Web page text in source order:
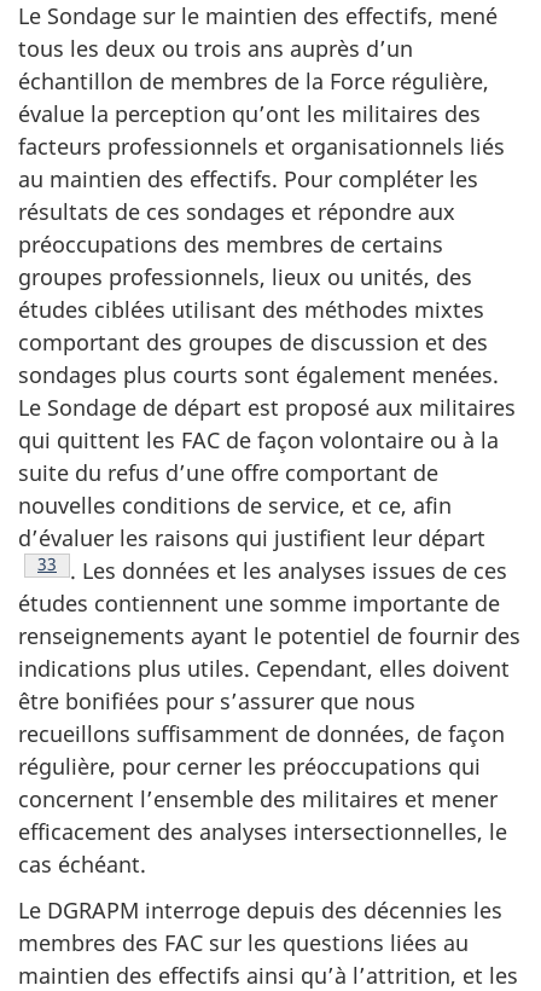
Le Sondage sur le maintien des effectifs, mené
tous les deux ou trois ans auprès d’un
échantillon de membres de la Force régulière,
évalue la perception qu’ont les militaires des
facteurs professionnels et organisationnels liés
au maintien des effectifs. Pour compléter les
résultats de ces sondages et répondre aux
préoccupations des membres de certains
groupes professionnels, lieux ou unités, des
études ciblées utilisant des méthodes mixtes
comportant des groupes de discussion et des
sondages plus courts sont également menées.
Le Sondage de départ est proposé aux militaires
qui quittent les FAC de façon volontaire ou à la
suite du refus d’une offre comportant de
nouvelles conditions de service, et ce, afin
d’évaluer les raisons qui justifient leur départ
Footnote
33
. Les données et les analyses issues de ces
études contiennent une somme impor­tante de
renseignements ayant le potentiel de fournir des
indi­cations plus utiles. Cependant, elles doivent
être bonifiées pour s’assurer que nous
recueillons suffisamment de données, de façon
régulière, pour cerner les préoccupations qui
concernent l’ensemble des militaires et mener
efficacement des analyses intersectionnelles, le
cas échéant.
Le DGRAPM interroge depuis des décennies les
membres des FAC sur les questions liées au
maintien des effectifs ainsi qu’à l’attrition, et les